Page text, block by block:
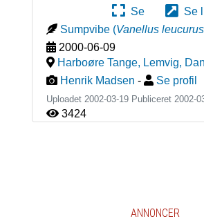
Se
Se
Sumpvibe (Vanellus leucurus
2000-06-09
Harboøre Tange, Lemvig,
Henrik Madsen - Se profil
Uploadet 2002-03-19 Publiceret 2002-
3424
ANNONCER